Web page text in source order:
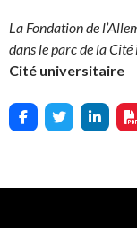
La Fondation de
dans le parc de la
Cité universitaire